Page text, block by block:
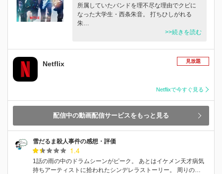
所属していたバンドを理不尽な理由でクビに
なった大学生・西条朱音。 打ちひしがれる
朱…
>>続きを読む
Netflix 見放題
Netflixで今すぐ見る
配信中の動画配信サービスをもっと見る
雪だるま殺人事件の感想・評価
1.4
1話の雨の中のドラムシーンがピーク。 あとはイケメン天才病気
持ちアーティストに拾われたシンデレラストーリー。 周りの…